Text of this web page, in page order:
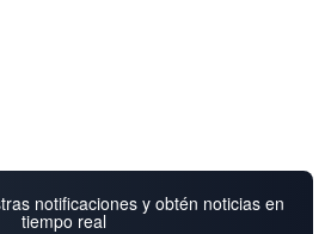
notificaciones y obtén noticias en
tiempo real